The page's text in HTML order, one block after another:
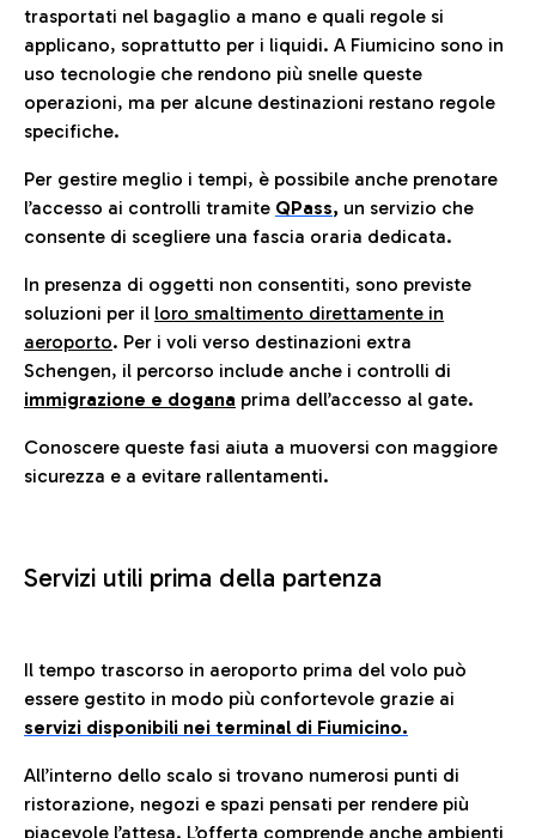
trasportati nel bagaglio a mano e quali regole si
applicano, soprattutto per i liquidi. A Fiumicino sono in
uso tecnologie che rendono più snelle queste
operazioni, ma per alcune destinazioni restano regole
specifiche.
Per gestire meglio i tempi, è possibile anche prenotare
l’accesso ai controlli tramite QPass, un servizio che
consente di scegliere una fascia oraria dedicata.
In presenza di oggetti non consentiti, sono previste
soluzioni per il loro smaltimento direttamente in
aeroporto. Per i voli verso destinazioni extra
Schengen, il percorso include anche i controlli di
immigrazione e dogana prima dell’accesso al gate.
Conoscere queste fasi aiuta a muoversi con maggiore
sicurezza e a evitare rallentamenti.
Servizi utili prima della partenza
Il tempo trascorso in aeroporto prima del volo può
essere gestito in modo più confortevole grazie ai
servizi disponibili nei terminal di Fiumicino.
All’interno dello scalo si trovano numerosi punti di
ristorazione, negozi e spazi pensati per rendere più
piacevole l’attesa. L’offerta comprende anche ambienti